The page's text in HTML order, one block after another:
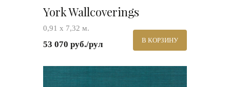
York Wallcoverings
0,91 х 7,32 м.
53 070 руб./рул В КОРЗИНУ